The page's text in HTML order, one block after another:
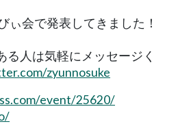
ぃ会で発表してきました！
る人は気軽にメッセージく
zyunnosuke
event/25620/